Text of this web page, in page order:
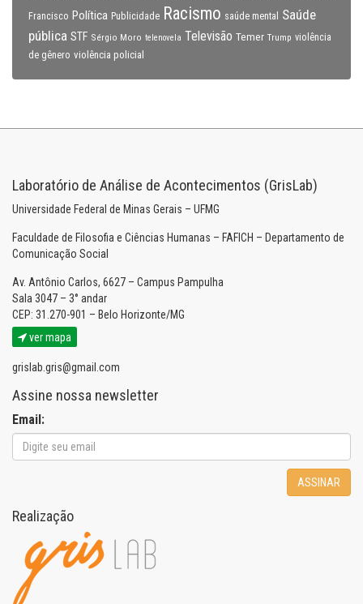
Francisco Política Publicidade Racismo saúde mental
Saúde
pública STF Sérgio Moro telenovela Televisão Temer Trump violência
de gênero violência policial
Laboratório de Análise de Acontecimentos (GrisLab)
Universidade Federal de Minas Gerais – UFMG
Faculdade de Filosofia e Ciências Humanas – FAFICH – Departamento de
Comunicação Social
Av. Antônio Carlos, 6627 – Campus Pampulha
Sala 3047 – 3° andar
CEP: 31.270-901 – Belo Horizonte/MG
ver mapa
grislab.gris@gmail.com
Assine nossa newsletter
Email:
ASSINAR
Realização